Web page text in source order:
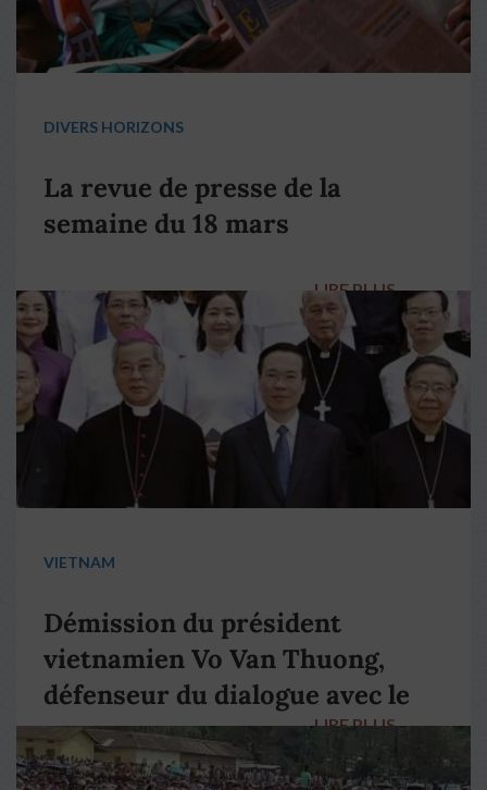
DIVERS HORIZONS
La revue de presse de la
semaine du 18 mars
LIRE PLUS →
VIETNAM
Démission du président
vietnamien Vo Van Thuong,
défenseur du dialogue avec le
pape François
LIRE PLUS →